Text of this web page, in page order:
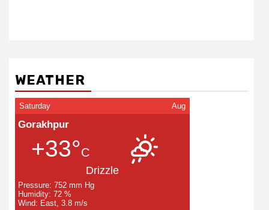
WEATHER
Saturday Aug
Gorakhpur
+33°C
Drizzle
Pressure: 752 mm Hg
Humidity: 72 %
Wind: East, 3.8 m/s